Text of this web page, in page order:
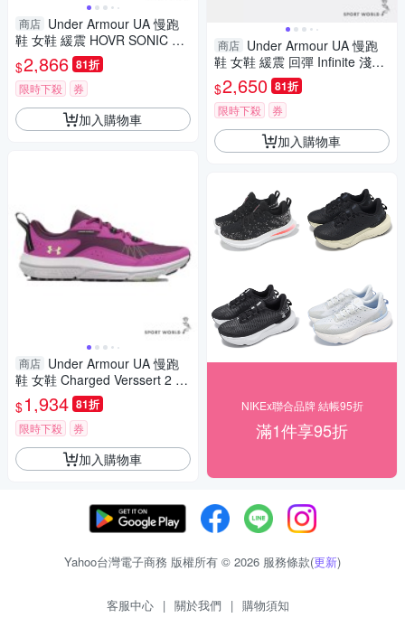
商店 Under Armour UA 慢跑
鞋 女鞋 緩震 HOVR SONIC 6
紫紅【運動世界】3026128-50
0
$2,866 81折
限時下殺 券
加入購物車
商店 Under Armour UA 慢跑
鞋 女鞋 Charged Verssert 2 薰
衣草紫【運動世界】3027180-
501
$1,934 81折
限時下殺 券
加入購物車
商店 Under Armour UA 慢跑
鞋 女鞋 緩震 回彈 Infinite 淺棕
【運動世界】3027524-200
$2,650 81折
限時下殺 券
加入購物車
NIKEx聯合品牌 結帳95折
滿1件享95折
Yahoo台灣電子商務 版權所有 © 2026 服務條款(更新)
客服中心 | 關於我們 | 購物須知